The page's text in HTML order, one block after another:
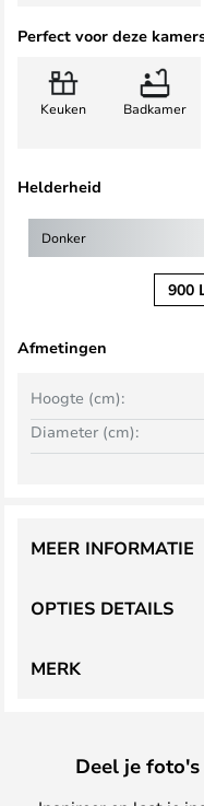
Perfect voor deze
Keuken Badkamer
Helderheid
Donker
900
Afmetingen
Hoogte (cm):
Diameter (cm):
OPTIES DETAILS
MEER INFORMATIE
MERK
Deel je